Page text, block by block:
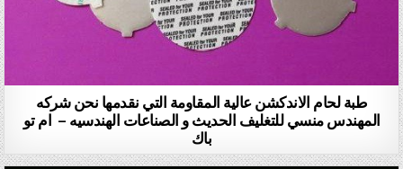
طبة لحام الاندكشن عالية المقاومة التي نقدمها نحن شركه
المهندس منسي للتغليف الحديث و الصناعات الهندسيه – ام تو
باك